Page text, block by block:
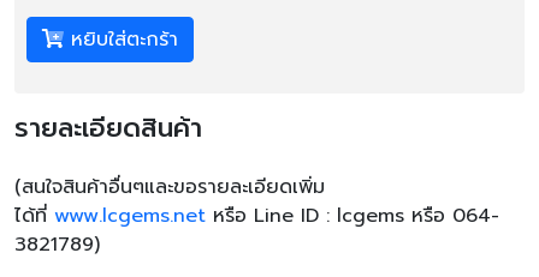
หยิบใส่ตะกร้า
รายละเอียดสินค้า
(สนใจสินค้าอื่นๆและขอรายละเอียดเพิ่ม
ได้ที่ www.lcgems.net หรือ Line ID : lcgems หรือ 064-
3821789)